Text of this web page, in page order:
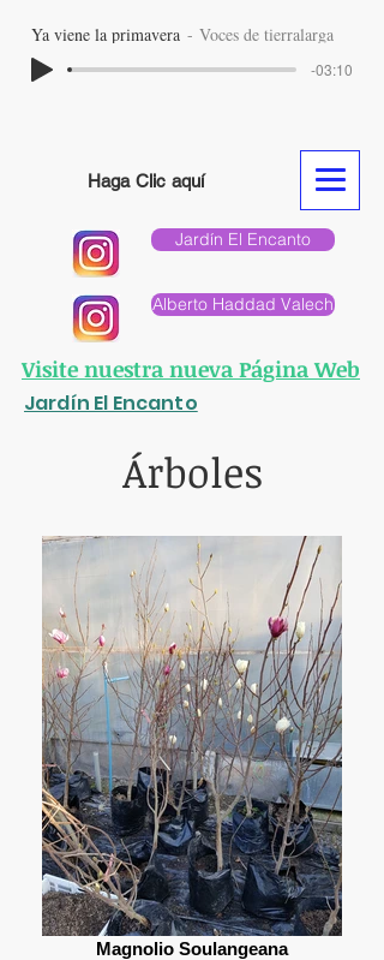
Ya viene la primavera Voces de tierralarga
-03:10
Haga Clic aquí
Jardín El Encanto
Jardín El Encanto
Alberto Haddad Valech
Visite nuestra nueva Página Web
Árboles
Magnolio Soulangeana